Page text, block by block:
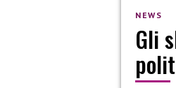
NEWS
Gli